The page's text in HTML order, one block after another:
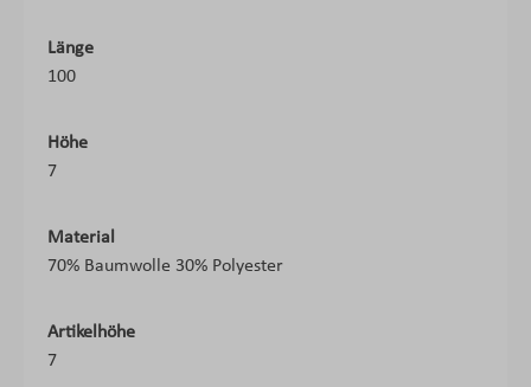
Länge
100
Höhe
7
Material
70% Baumwolle 30% Polyester
Artikelhöhe
7